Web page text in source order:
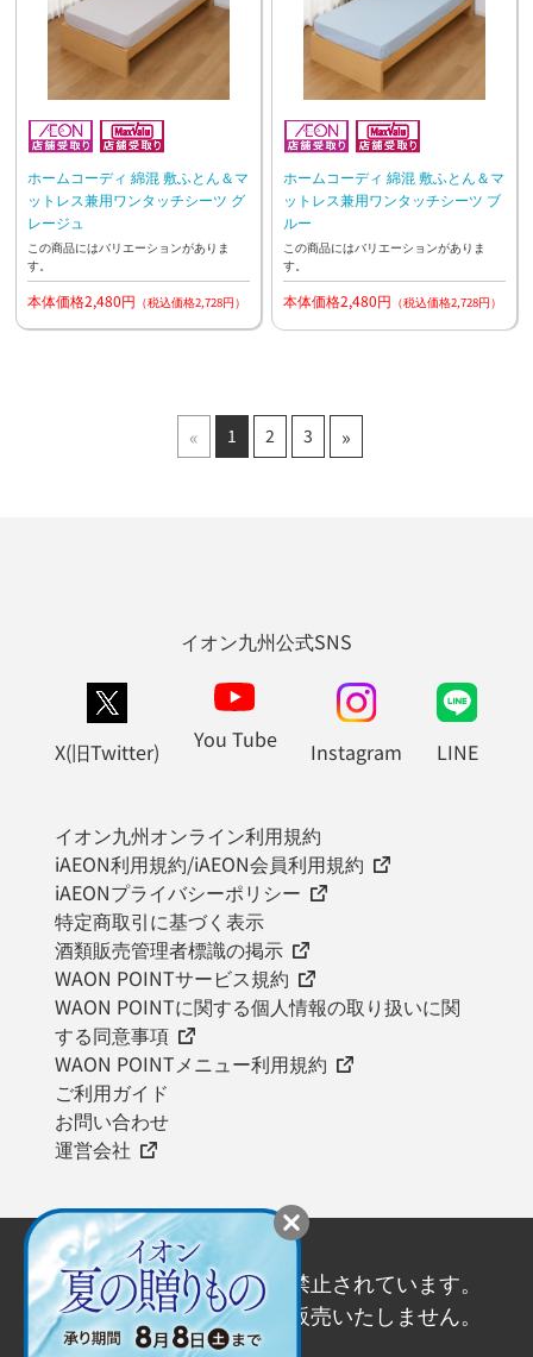
ホームコーディ 綿混 敷ふとん＆マ
ットレス兼用ワンタッチシーツ グ
レージュ
この商品にはバリエーションがありま
す。
本体価格2,480円 （税込価格2,728円）
ホームコーディ 綿混 敷ふとん＆マ
ットレス兼用ワンタッチシーツ ブ
ルー
この商品にはバリエーションがありま
す。
本体価格2,480円 （税込価格2,728円）
« 1 2 3 »
イオン九州公式SNS
X(旧Twitter) You Tube Instagram LINE
イオン九州オンライン利用規約
iAEON利用規約/iAEON会員利用規約
iAEONプライバシーポリシー
特定商取引に基づく表示
酒類販売管理者標識の掲示
WAON POINTサービス規約
WAON POINTに関する個人情報の取り扱いに関
する同意事項
WAON POINTメニュー利用規約
ご利用ガイド
お問い合わせ
運営会社
20歳未満の飲酒は法律で禁止されています。
20歳未満の方にはお酒を販売いたしません。